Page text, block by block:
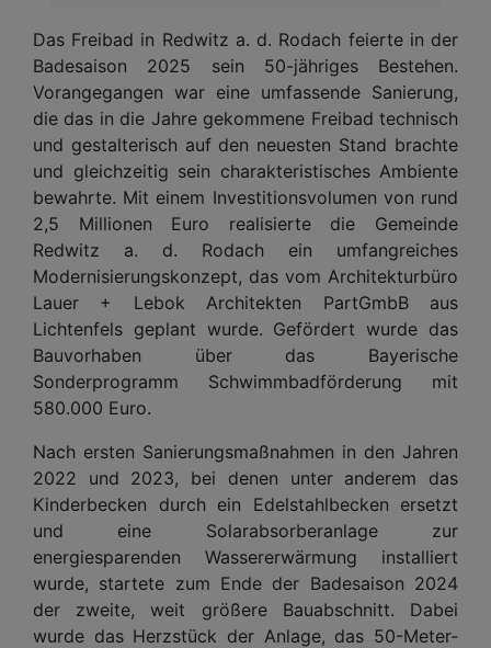
Das Freibad in Redwitz a. d. Rodach feierte in der
Badesaison 2025 sein 50-jähriges Bestehen.
Vorangegangen war eine umfassende Sanierung,
die das in die Jahre gekommene Freibad technisch
und gestalterisch auf den neuesten Stand brachte
und gleichzeitig sein charakteristisches Ambiente
bewahrte. Mit einem Investitionsvolumen von rund
2,5 Millionen Euro realisierte die Gemeinde
Redwitz a. d. Rodach ein umfangreiches
Modernisierungskonzept, das vom Architekturbüro
Lauer + Lebok Architekten PartGmbB aus
Lichtenfels geplant wurde. Gefördert wurde das
Bauvorhaben über das Bayerische
Sonderprogramm Schwimmbadförderung mit
580.000 Euro.
Nach ersten Sanierungsmaßnahmen in den Jahren
2022 und 2023, bei denen unter anderem das
Kinderbecken durch ein Edelstahlbecken ersetzt
und eine Solarabsorberanlage zur
energiesparenden Wassererwärmung installiert
wurde, startete zum Ende der Badesaison 2024
der zweite, weit größere Bauabschnitt. Dabei
wurde das Herzstück der Anlage, das 50-Meter-